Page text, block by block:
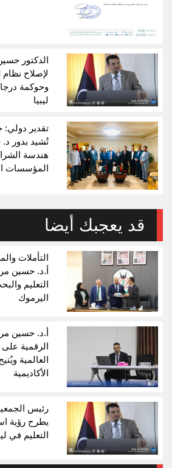
الدكتور
لإصلاح نظام
وحوكمة
ليبيا
تقدير دولي:
تُشيد بدور
هندسة
المؤسسات
قد يعجبك أيضا
التأملات
أ.د. حسين
التعليم
اليرموك
أ.د. حسين
الرقمية
العالمية
الأكاديمية
رئيس
يطرح رؤية
التعليم في